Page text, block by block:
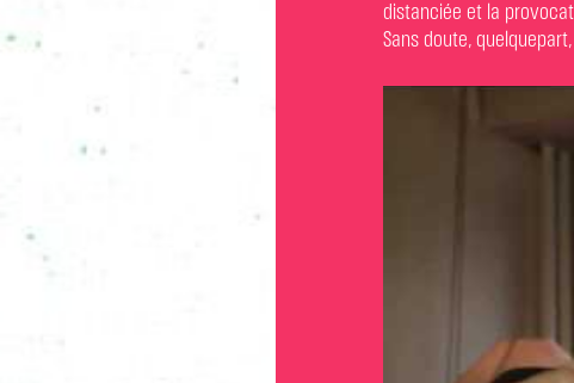
distanciée et la
Sans doute,